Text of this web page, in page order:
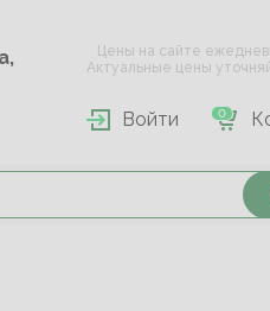
Цены на сайте
Актуальные цены
Войти 0